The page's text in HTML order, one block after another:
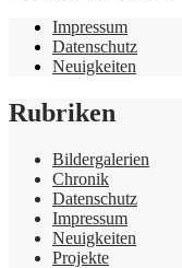
Impressum
Datenschutz
Neuigkeiten
Rubriken
Bildergalerien
Chronik
Datenschutz
Impressum
Neuigkeiten
Projekte